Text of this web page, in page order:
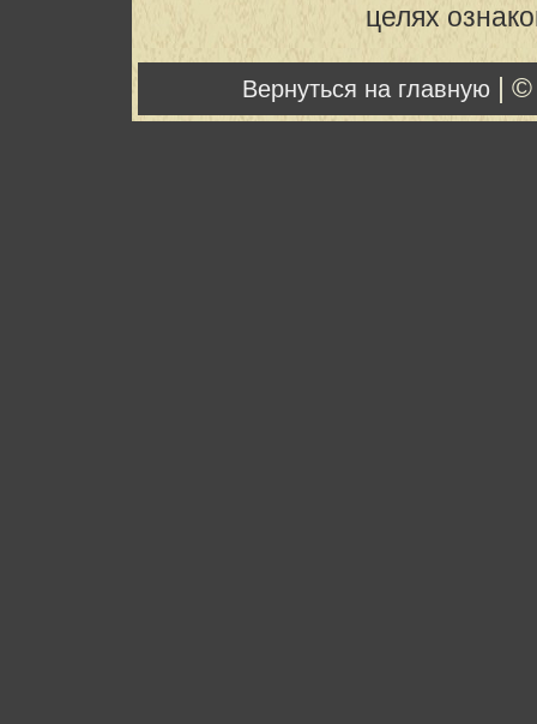
целях
Вернуться на главную |